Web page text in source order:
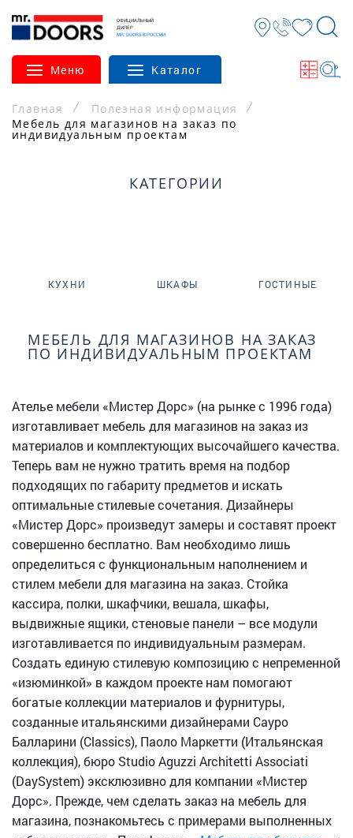
ОФИЦИАЛЬНЫЙ
ДИЛЕР
MR. DOORS В РОССИИ
Меню Каталог
Главная
Полезная информация
Мебель для магазинов на заказ по
индивидуальным проектам
КАТЕГОРИИ
КУХНИ ШКАФЫ ГОСТИНЫЕ
МЕБЕЛЬ ДЛЯ МАГАЗИНОВ НА ЗАКАЗ
ПО ИНДИВИДУАЛЬНЫМ ПРОЕКТАМ
Ателье мебели «Мистер Дорс» (на рынке с 1996 года)
изготавливает мебель для магазинов на заказ из
материалов и комплектующих высочайшего качества.
Теперь вам не нужно тратить время на подбор
подходящих по габариту предметов и искать
оптимальные стилевые сочетания. Дизайнеры
«Мистер Дорс» произведут замеры и составят проект
совершенно бесплатно. Вам необходимо лишь
определиться с функциональным наполнением и
стилем мебели для магазина на заказ. Стойка
кассира, полки, шкафчики, вешала, шкафы,
выдвижные ящики, стеновые панели – все модули
изготавливается по индивидуальным размерам.
Создать единую стилевую композицию с непременной
«изюминкой» в каждом проекте нам помогают
богатые коллекции материалов и фурнитуры,
созданные итальянскими дизайнерами Сауро
Балларини (Classics), Паоло Маркетти (Итальянская
коллекция), бюро Studio Aguzzi Architetti Associati
(DaySystem) эксклюзивно для компании «Мистер
Дорс». Прежде, чем сделать заказ на мебель для
магазина, познакомьтесь с примерами выполненных